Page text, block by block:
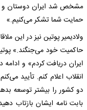
مشخص شد ایران دوستان و
حمایت شما تشکر می‌کنیم.»
ولادیمیر پوتین نیز در این
حاکمیت خود می‌جنگند.»
ایران دریافت کردم» و
انقلاب اعلام کنم. تأیید
دو کشور را بیشتر توسعه
بابت نامه ایشان بازتاب